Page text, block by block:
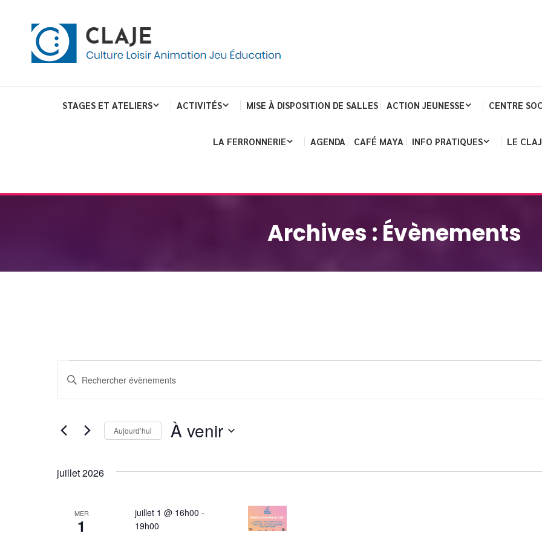
Claje
STAGES ET ATELIERS ACTIVITÉS MISE À DISPOSITION DE SALLES ACTION JEUNESSE CENTRE
LA FERRONNERIE AGENDA CAFÉ MAYA INFO PRATIQUES LE
Archives : Évènements
Évènements
Recherche
et
navigation
de
vues
Saisir
Rechercher
Évènements
mot-
Aujourd’hui À venir
juillet 2026
MER
1
juillet 1 @ 16h00 -
19h00